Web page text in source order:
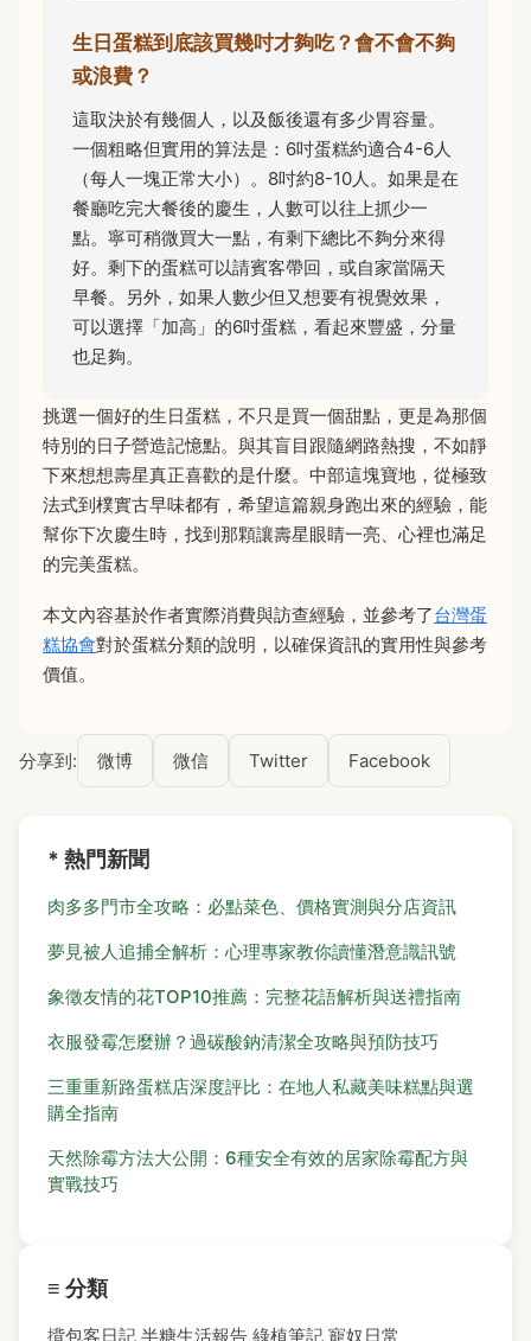
生日蛋糕到底該買幾吋才夠吃？會不會不夠
或浪費？
這取決於有幾個人，以及飯後還有多少胃容量。
一個粗略但實用的算法是：6吋蛋糕約適合4-6人
（每人一塊正常大小）。8吋約8-10人。如果是在
餐廳吃完大餐後的慶生，人數可以往上抓少一
點。寧可稍微買大一點，有剩下總比不夠分來得
好。剩下的蛋糕可以請賓客帶回，或自家當隔天
早餐。另外，如果人數少但又想要有視覺效果，
可以選擇「加高」的6吋蛋糕，看起來豐盛，分量
也足夠。
挑選一個好的生日蛋糕，不只是買一個甜點，更是為那個
特別的日子營造記憶點。與其盲目跟隨網路熱搜，不如靜
下來想想壽星真正喜歡的是什麼。中部這塊寶地，從極致
法式到樸實古早味都有，希望這篇親身跑出來的經驗，能
幫你下次慶生時，找到那顆讓壽星眼睛一亮、心裡也滿足
的完美蛋糕。
本文內容基於作者實際消費與訪查經驗，並參考了台灣蛋
糕協會對於蛋糕分類的說明，以確保資訊的實用性與參考
價值。
分享到: 微博 微信 Twitter Facebook
* 熱門新聞
肉多多門市全攻略：必點菜色、價格實測與分店資訊
夢見被人追捕全解析：心理專家教你讀懂潛意識訊號
象徵友情的花TOP10推薦：完整花語解析與送禮指南
衣服發霉怎麼辦？過碳酸鈉清潔全攻略與預防技巧
三重重新路蛋糕店深度評比：在地人私藏美味糕點與選
購全指南
天然除霉方法大公開：6種安全有效的居家除霉配方與
實戰技巧
≡ 分類
揹包客日記 半糖生活報告 綠植筆記 寵奴日常